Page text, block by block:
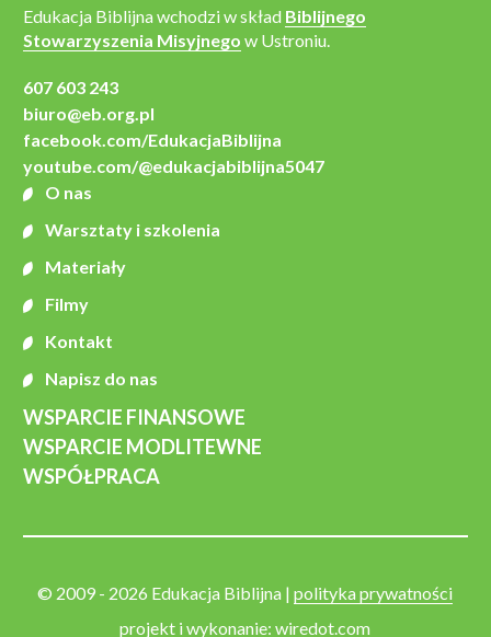
Edukacja Biblijna wchodzi w skład Biblijnego
Stowarzyszenia Misyjnego w Ustroniu.
607 603 243
biuro@eb.org.pl
facebook.com/EdukacjaBiblijna
youtube.com/@edukacjabiblijna5047
O nas
Warsztaty i szkolenia
Materiały
Filmy
Kontakt
Napisz do nas
WSPARCIE FINANSOWE
WSPARCIE MODLITEWNE
WSPÓŁPRACA
© 2009 - 2026 Edukacja Biblijna |polityka prywatności
projekt i wykonanie:wiredot.com